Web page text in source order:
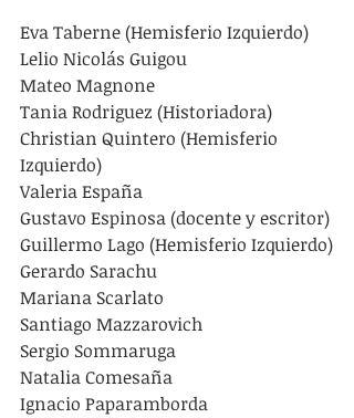
Eva Taberne (Hemisferio Izquierdo)
Lelio Nicolás Guigou
Mateo Magnone
Tania Rodriguez (Historiadora)
Christian Quintero (Hemisferio
Izquierdo)
Valeria España
Gustavo Espinosa (docente y escritor)
Guillermo Lago (Hemisferio Izquierdo)
Gerardo Sarachu
Mariana Scarlato
Santiago Mazzarovich
Sergio Sommaruga
Natalia Comesaña
Ignacio Paparamborda